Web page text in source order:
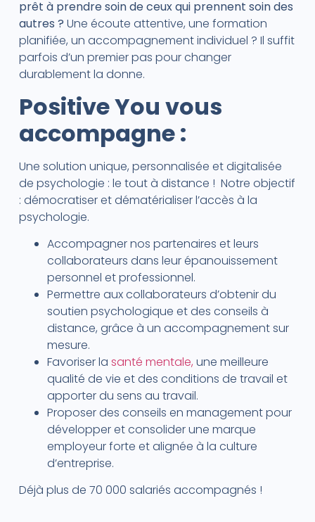
prêt à prendre soin de ceux qui prennent soin des
autres ? Une écoute attentive, une formation
planifiée, un accompagnement individuel ? Il suffit
parfois d’un premier pas pour changer
durablement la donne.
Positive You vous
accompagne :
Une solution unique, personnalisée et digitalisée
de psychologie : le tout à distance ! Notre objectif
: démocratiser et dématérialiser l’accès à la
psychologie.
Accompagner nos partenaires et leurs
collaborateurs dans leur épanouissement
personnel et professionnel.
Permettre aux collaborateurs d’obtenir du
soutien psychologique et des conseils à
distance, grâce à un accompagnement sur
mesure.
Favoriser la santé mentale, une meilleure
qualité de vie et des conditions de travail et
apporter du sens au travail.
Proposer des conseils en management pour
développer et consolider une marque
employeur forte et alignée à la culture
d’entreprise.
Déjà plus de 70 000 salariés accompagnés !